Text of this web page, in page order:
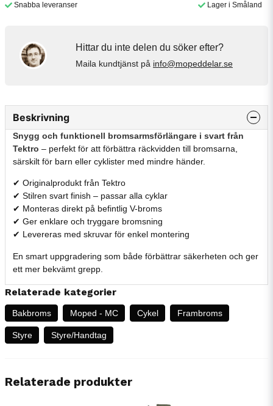
Snabba leveranser Lager i Småland
Hittar du inte delen du söker efter?
Maila kundtjänst på info@mopeddelar.se
Beskrivning
Snygg och funktionell bromsarmsförlängare i svart från
Tektro – perfekt för att förbättra räckvidden till bromsarna,
särskilt för barn eller cyklister med mindre händer.
✔ Originalprodukt från Tektro
✔ Stilren svart finish – passar alla cyklar
✔ Monteras direkt på befintlig V-broms
✔ Ger enklare och tryggare bromsning
✔ Levereras med skruvar för enkel montering
En smart uppgradering som både förbättrar säkerheten och ger
ett mer bekvämt grepp.
Relaterade kategorier
Bakbroms Moped - MC Cykel Frambroms
Styre Styre/Handtag
Relaterade produkter